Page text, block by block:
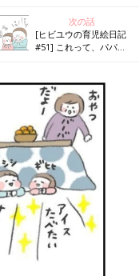
次の話
[ヒビユウの育児絵日記
#51] これって、パパあ